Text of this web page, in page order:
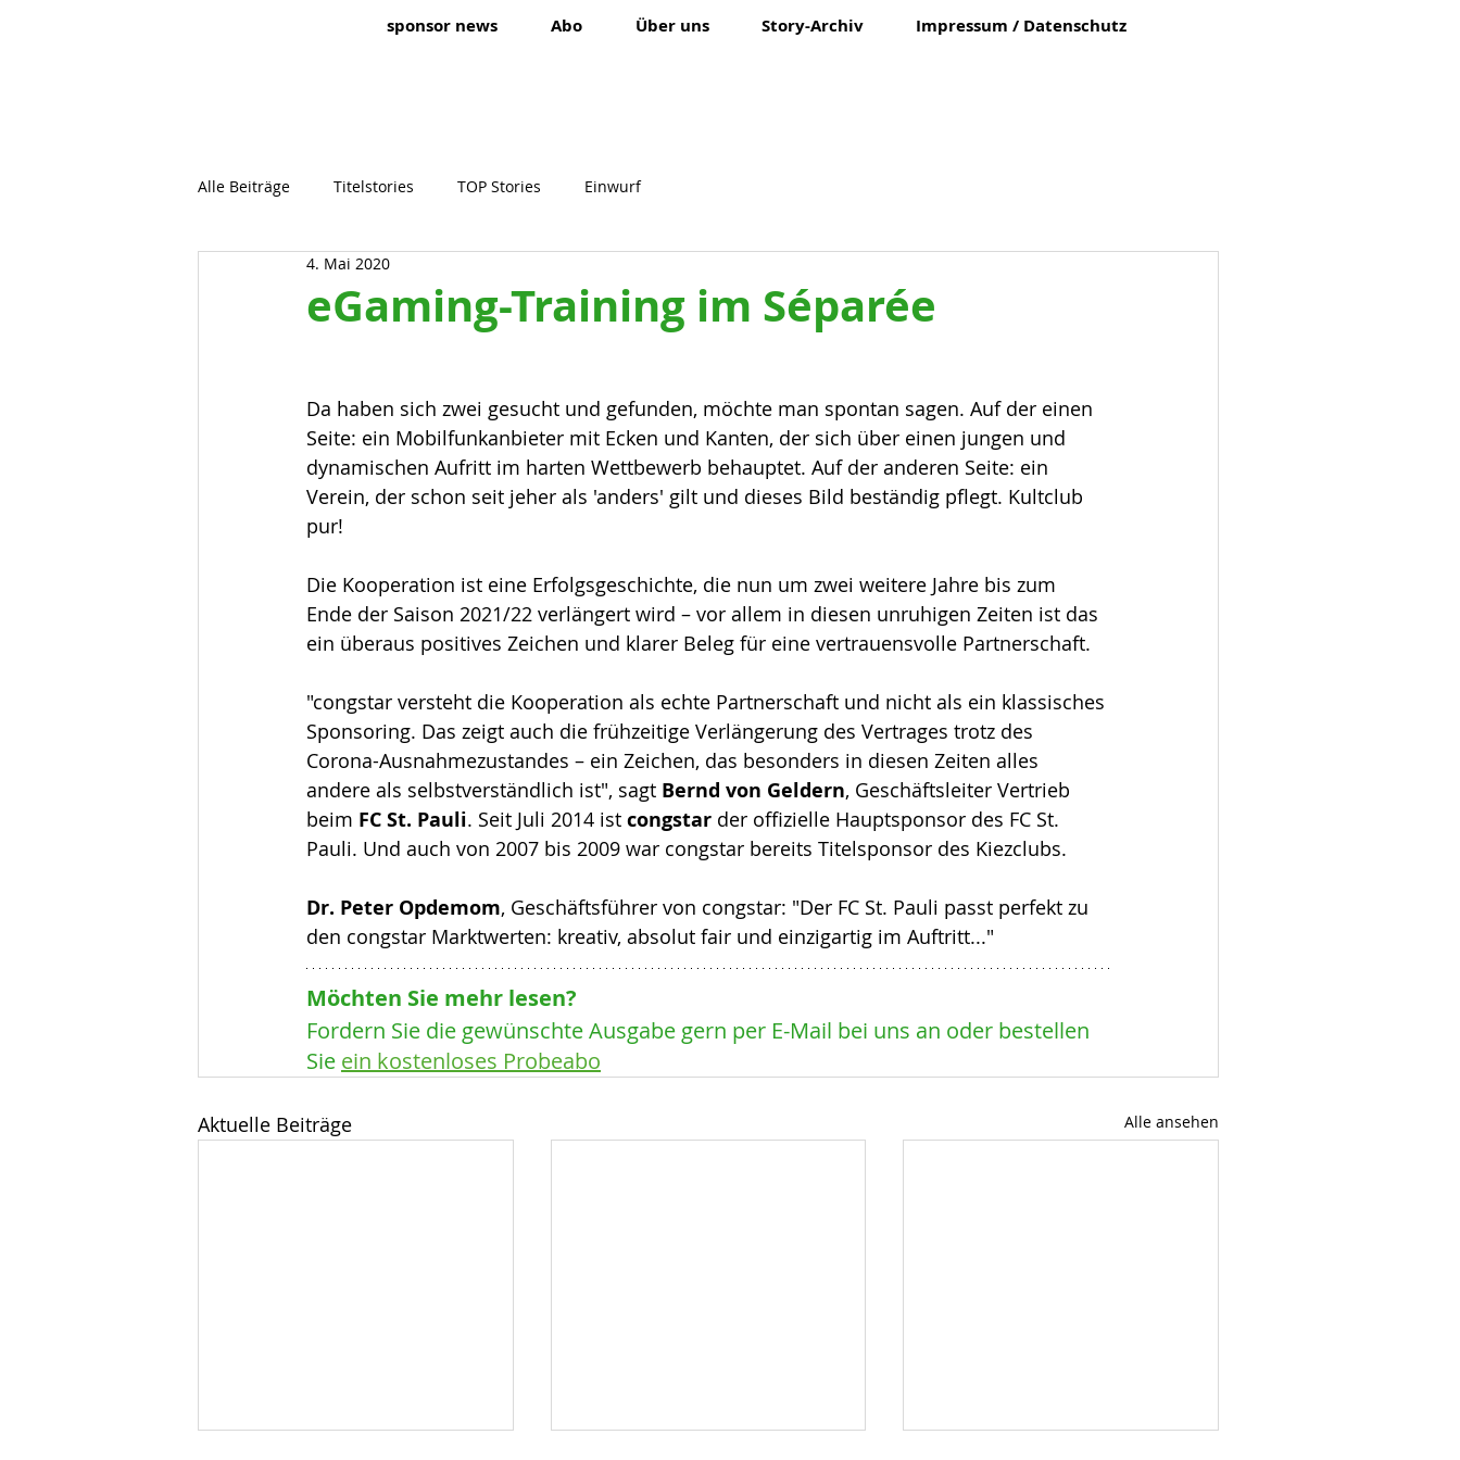
sponsor news Abo Über uns Story-Archiv Impressum / Datenschutz
Alle Beiträge Titelstories TOP Stories Einwurf
4. Mai 2020
eGaming-Training im Séparée
Da haben sich zwei gesucht und gefunden, möchte man spontan sagen. Auf der einen
Seite: ein Mobilfunkanbieter mit Ecken und Kanten, der sich über einen jungen und
dynamischen Aufritt im harten Wettbewerb behauptet. Auf der anderen Seite: ein
Verein, der schon seit jeher als 'anders' gilt und dieses Bild beständig pflegt. Kultclub
pur!
Die Kooperation ist eine Erfolgsgeschichte, die nun um zwei weitere Jahre bis zum
Ende der Saison 2021/22 verlängert wird – vor allem in diesen unruhigen Zeiten ist das
ein überaus positives Zeichen und klarer Beleg für eine vertrauensvolle Partnerschaft.
"congstar versteht die Kooperation als echte Partnerschaft und nicht als ein klassisches
Sponsoring. Das zeigt auch die frühzeitige Verlängerung des Vertrages trotz des
Corona-Ausnahmezustandes – ein Zeichen, das besonders in diesen Zeiten alles
andere als selbstverständlich ist", sagt Bernd von Geldern, Geschäftsleiter Vertrieb
beim FC St. Pauli. Seit Juli 2014 ist congstar der offizielle Hauptsponsor des FC St.
Pauli. Und auch von 2007 bis 2009 war congstar bereits Titelsponsor des Kiezclubs.
Dr. Peter Opdemom, Geschäftsführer von congstar: "Der FC St. Pauli passt perfekt zu
den congstar Marktwerten: kreativ, absolut fair und einzigartig im Auftritt..."
Möchten Sie mehr lesen?
Fordern Sie die gewünschte Ausgabe gern per E-Mail bei uns an oder bestellen
Sie ein kostenloses Probeabo
Aktuelle Beiträge Alle ansehen